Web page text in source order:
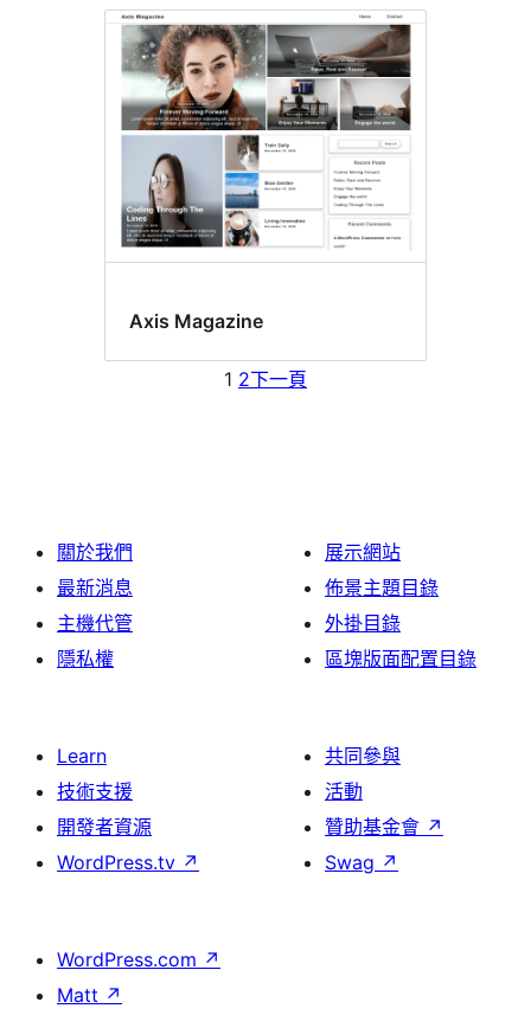
Axis Magazine
1 2下一頁
關於我們
最新消息
主機代管
隱私權
展示網站
佈景主題目錄
外掛目錄
區塊版面配置目錄
Learn
技術支援
開發者資源
WordPress.tv ↗
共同參與
活動
贊助基金會 ↗
Swag ↗
WordPress.com ↗
Matt ↗